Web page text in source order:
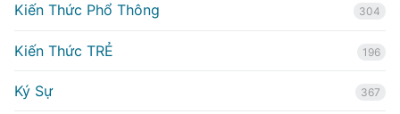
Kiến Thức Phổ Thông 304
Kiến Thức TRẺ 196
Ký Sự 367